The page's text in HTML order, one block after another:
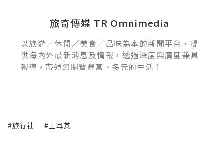
旅奇傳媒 TR Omnimedia
以旅遊／休閒／美食／品味為本的新聞平台，提
供海內外最新消息及情報，透過深度與廣度兼具
報導，帶領您閱覽豐富、多元的生活！
#旅行社 #土耳其